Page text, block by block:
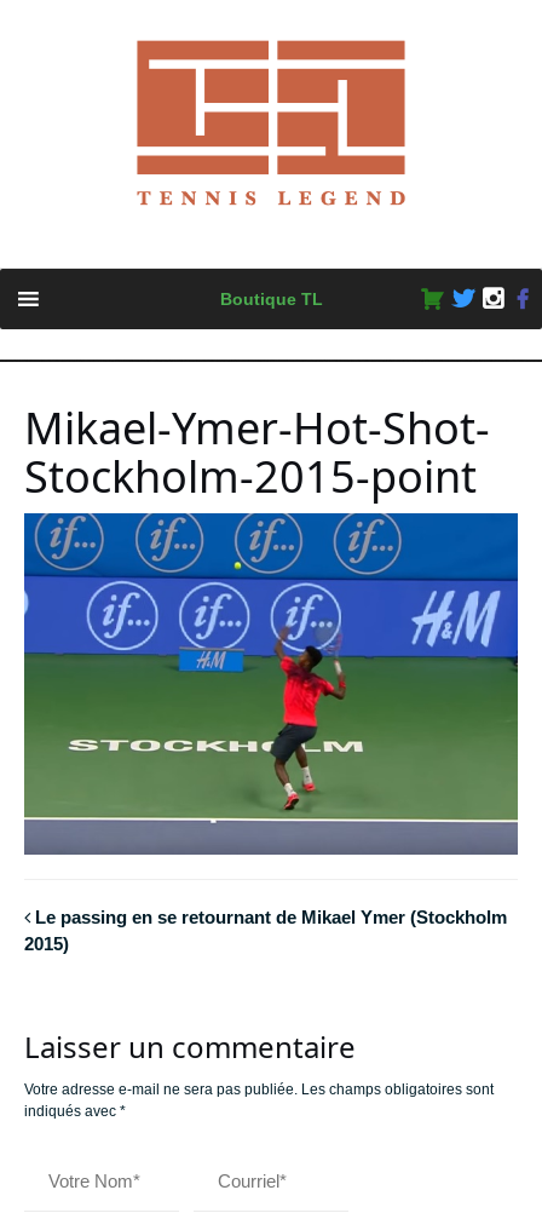
content
Boutique TL
Mikael-Ymer-Hot-Shot-
Stockholm-2015-point
Le passing en se retournant de Mikael Ymer (Stockholm
2015)
Laisser un commentaire
Votre adresse e-mail ne sera pas publiée. Les champs obligatoires sont
indiqués avec *